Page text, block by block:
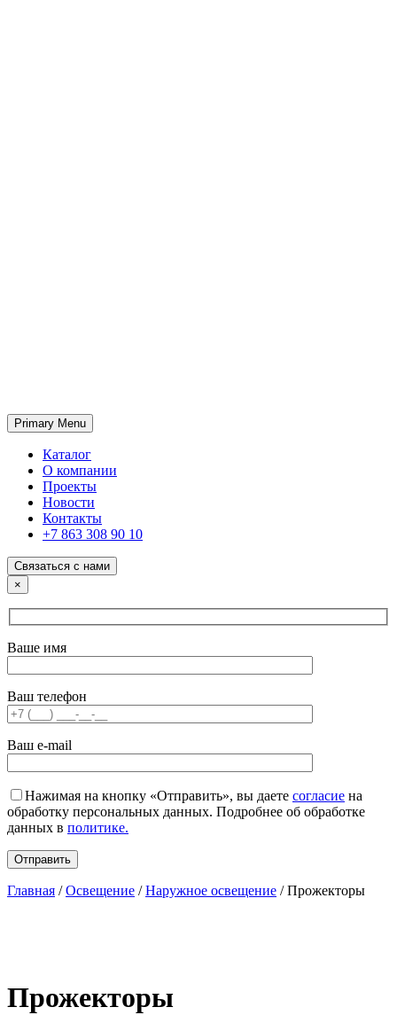
ГК «SABONE»
Оптовые поставки отделочных материалов и оборудования
Primary Menu
Каталог
О компании
Проекты
Новости
Контакты
+7 863 308 90 10
Связаться с нами
×
Ваше имя
Ваш телефон
Ваш e-mail
Нажимая на кнопку «Отправить», вы даете согласие на
обработку персональных данных. Подробнее об обработке
данных в политике.
Главная /Освещение /Наружное освещение / Прожекторы
Прожекторы